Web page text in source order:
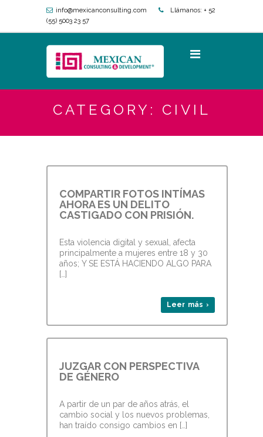
info@mexicanconsulting.com Llámanos: + 52
(55) 5003 23 57
CATEGORY: CIVIL
COMPARTIR FOTOS INTÍMAS
AHORA ES UN DELITO
CASTIGADO CON PRISIÓN.
Esta violencia digital y sexual, afecta
principalmente a mujeres entre 18 y 30
años; Y SE ESTÁ HACIENDO ALGO PARA
[…]
Leer más ›
JUZGAR CON PERSPECTIVA
DE GÉNERO
A partir de un par de años atrás, el
cambio social y los nuevos problemas,
han traído consigo cambios en […]